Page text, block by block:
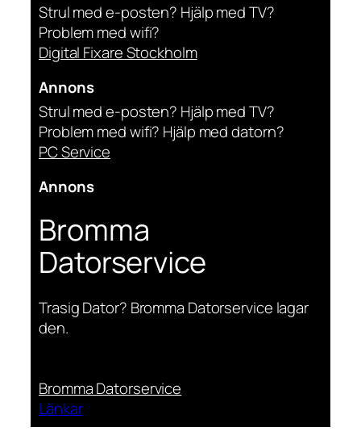
Strul med e-posten? Hjälp med TV?
Problem med wifi?
Digital Fixare Stockholm
Annons
Strul med e-posten? Hjälp med TV?
Problem med wifi? Hjälp med datorn?
PC Service
Annons
Bromma
Datorservice
Trasig Dator? Bromma Datorservice lagar
den.
Bromma Datorservice
Länkar